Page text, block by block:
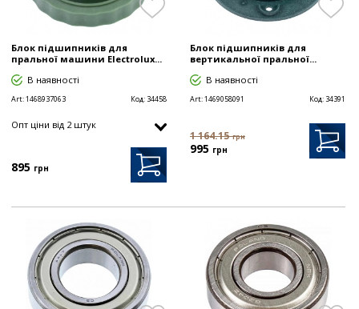
Блок підшипників для
пральної машини Electrolux...
В наявності
Art:1468937063 Код: 34458
Опт цiни від 2 штук
895 грн
Блок підшипників для
вертикальної пральної...
В наявності
Art:1469058091 Код: 34391
1 164.15 грн
995 грн